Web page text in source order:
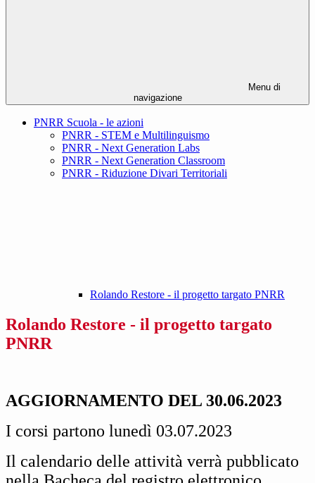
Menu di
navigazione
PNRR Scuola - le azioni
PNRR - STEM e Multilinguismo
PNRR - Next Generation Labs
PNRR - Next Generation Classroom
PNRR - Riduzione Divari Territoriali
Rolando Restore - il progetto targato PNRR
Rolando Restore - il progetto targato
PNRR
AGGIORNAMENTO DEL 30.06.2023
I corsi partono lunedì 03.07.2023
Il calendario delle attività verrà pubblicato